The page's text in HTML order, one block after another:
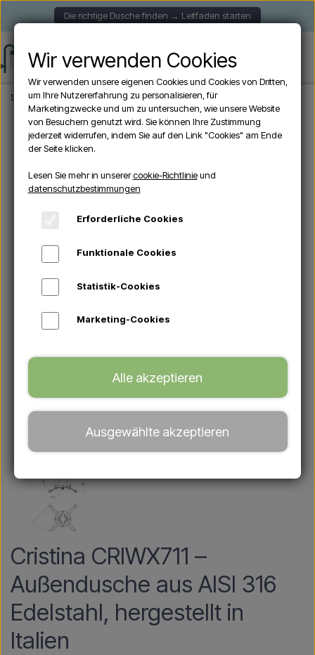
Die richtige Dusche finden → Leitfaden starten
Startseite Aussendusche Freistehende Duschen Cristina CRIWX711 –
ANGEBOTE -10%
Cristina CRIWX711 –
Außendusche aus AISI 316
Edelstahl, hergestellt in
Italien
Wir verwenden Cookies
Wir verwenden unsere eigenen Cookies und Cookies von Dritten,
um Ihre Nutzererfahrung zu personalisieren, für
Marketingzwecke und um zu untersuchen, wie unsere Website
von Besuchern genutzt wird. Sie können Ihre Zustimmung
jederzeit widerrufen, indem Sie auf den Link "Cookies" am Ende
der Seite klicken.
Lesen Sie mehr in unserercookie-Richtlinieund
datenschutzbestimmungen
Erforderliche Cookies
Funktionale Cookies
Statistik-Cookies
Marketing-Cookies
Alle akzeptieren
Ausgewählte akzeptieren